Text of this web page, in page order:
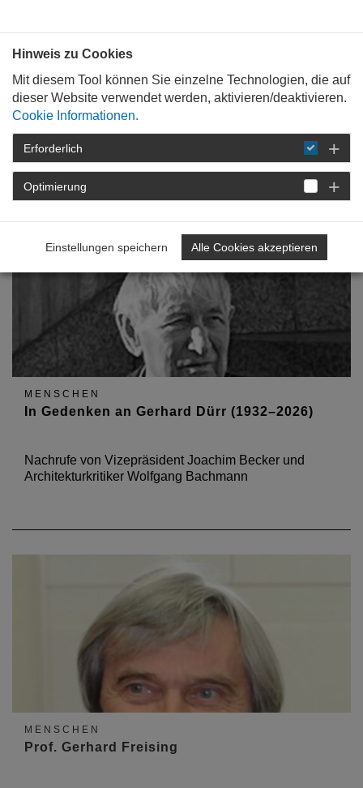
STARTSEITE
ARCHITEKTENKAMMER
EHRUNGEN
MENSCHEN
In Gedenken an Gerhard Dürr (1932–2026)
Nachrufe von Vizepräsident Joachim Becker und
Architekturkritiker Wolfgang Bachmann
MENSCHEN
Prof. Gerhard Freising
Hinweis zu Cookies
Mit diesem Tool können Sie einzelne Technologien, die auf
dieser Website verwendet werden, aktivieren/deaktivieren.
Cookie Informationen.
Erforderlich
Optimierung
Einstellungen speichern Alle Cookies akzeptieren